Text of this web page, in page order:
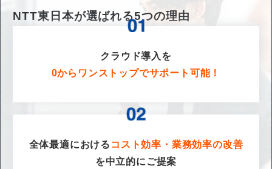
NTT東日本が選ばれる5つの理由
クラウド導入を
0からワンストップでサポート可能！
全体最適における コスト効率・業務効率の改善
を中立的にご提案